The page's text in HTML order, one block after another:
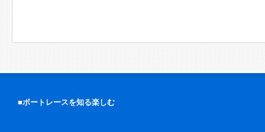
■ボートレースを知る楽しむ